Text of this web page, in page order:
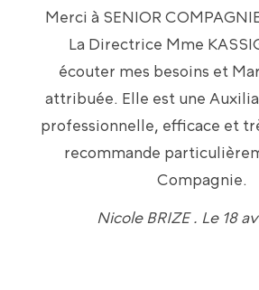
Merci à SENIOR
La Directrice Mme
écouter mes besoins et
attribuée. Elle est une
professionnelle, efficace et
recommande
Compagnie.
Nicole BRIZE . Le 18